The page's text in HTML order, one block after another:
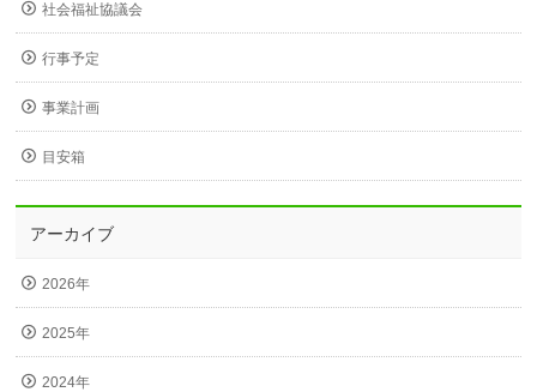
社会福祉協議会
行事予定
事業計画
目安箱
アーカイブ
2026年
2025年
2024年